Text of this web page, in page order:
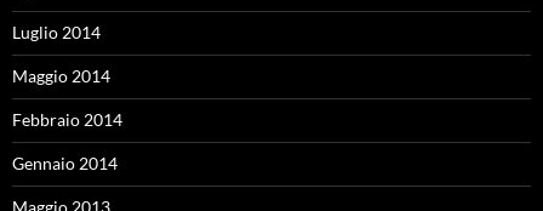
Luglio 2014
Maggio 2014
Febbraio 2014
Gennaio 2014
Maggio 2013